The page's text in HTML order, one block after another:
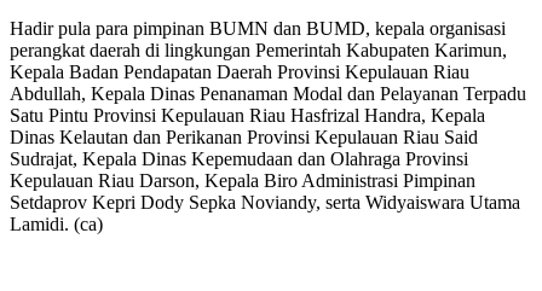
Hadir pula para pimpinan BUMN dan BUMD, kepala organisasi
perangkat daerah di lingkungan Pemerintah Kabupaten Karimun,
Kepala Badan Pendapatan Daerah Provinsi Kepulauan Riau
Abdullah, Kepala Dinas Penanaman Modal dan Pelayanan Terpadu
Satu Pintu Provinsi Kepulauan Riau Hasfrizal Handra, Kepala
Dinas Kelautan dan Perikanan Provinsi Kepulauan Riau Said
Sudrajat, Kepala Dinas Kepemudaan dan Olahraga Provinsi
Kepulauan Riau Darson, Kepala Biro Administrasi Pimpinan
Setdaprov Kepri Dody Sepka Noviandy, serta Widyaiswara Utama
Lamidi. (ca)